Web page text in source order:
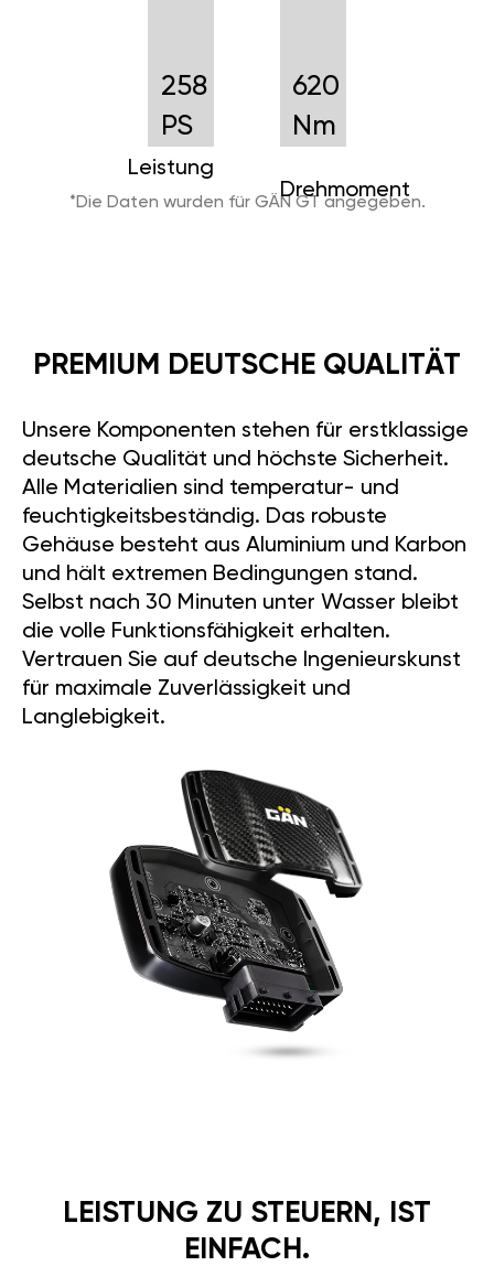
258
PS
Leistung
620
Nm
Drehmoment
*Die Daten wurden für GÄN GT angegeben.
PREMIUM DEUTSCHE QUALITÄT
Unsere Komponenten stehen für erstklassige
deutsche Qualität und höchste Sicherheit.
Alle Materialien sind temperatur- und
feuchtigkeitsbeständig. Das robuste
Gehäuse besteht aus Aluminium und Karbon
und hält extremen Bedingungen stand.
Selbst nach 30 Minuten unter Wasser bleibt
die volle Funktionsfähigkeit erhalten.
Vertrauen Sie auf deutsche Ingenieurskunst
für maximale Zuverlässigkeit und
Langlebigkeit.
LEISTUNG ZU STEUERN, IST
EINFACH.